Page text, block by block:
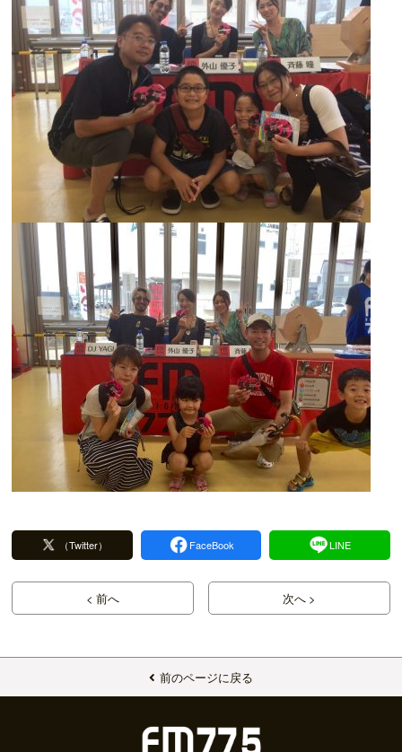
（Twitter） FaceBook LINE
< 前へ 次へ >
前のページに戻る